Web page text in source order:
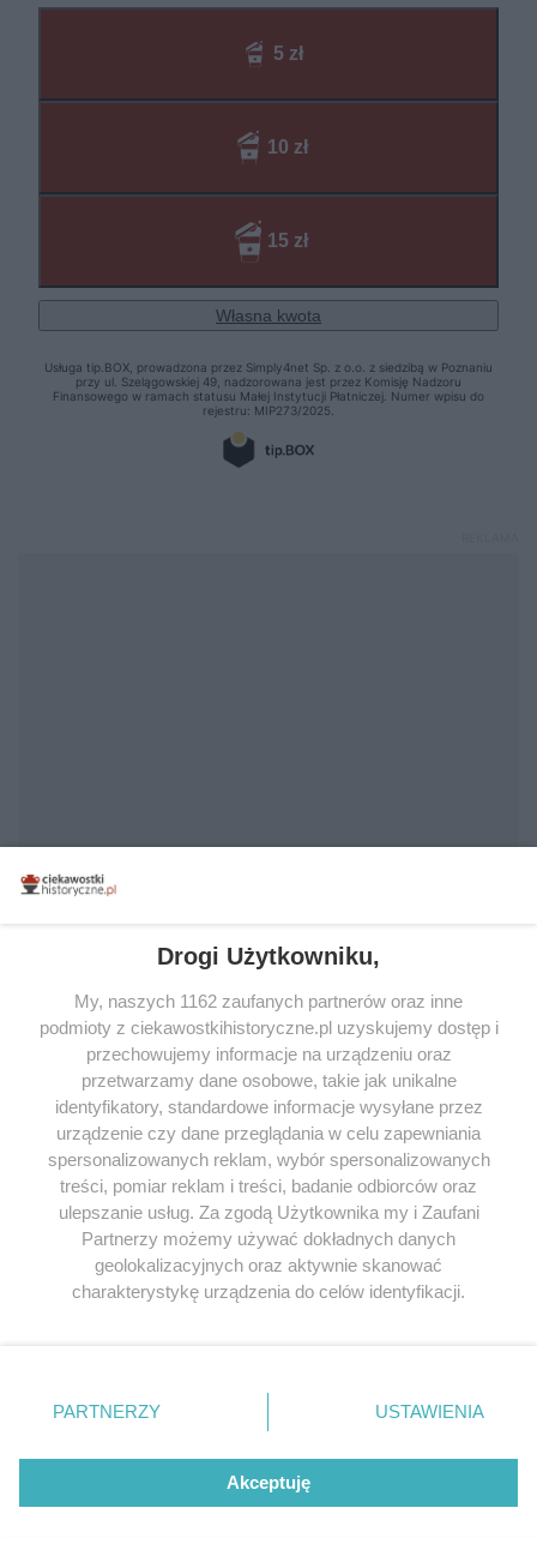
Wyróżnione tagi
Mieszko I Bolesław Chrobry
Władysław Jagiełło
Jadwiga Andegaweńska
Zygmunt August
Stanisław August Poniatowski
Napoleon Bonaparte
Starożytny Rzym
Starożytna Grecja
Dynastia Piastów
Dynastia Wazów
Imperium Rzymskie
Aztekowie
Husaria
sanacja
ZOBACZ RÓWNIEŻ
NOWOŻYTNOŚĆ
Drogi Użytkowniku,
My, naszych 1162 zaufanych partnerów oraz inne
podmioty z ciekawostkihistoryczne.pl uzyskujemy dostęp i
przechowujemy informacje na urządzeniu oraz
przetwarzamy dane osobowe, takie jak unikalne
identyfikatory, standardowe informacje wysyłane przez
urządzenie czy dane przeglądania w celu zapewniania
spersonalizowanych reklam, wybór spersonalizowanych
treści, pomiar reklam i treści, badanie odbiorców oraz
ulepszanie usług. Za zgodą Użytkownika my i Zaufani
Partnerzy możemy używać dokładnych danych
geolokalizacyjnych oraz aktywnie skanować
charakterystykę urządzenia do celów identyfikacji.
zmienić/wycofać klikając przycisk ustawień prywatności
znajdujący się w lewym dolnym rogu strony
. Niektóre
użytkownika, ale masz prawo sprzeciwić się takiemu
przetwarzaniu. Preferencje będą miały zastosowania tylko
PARTNERZY USTAWIENIA
Akceptuję